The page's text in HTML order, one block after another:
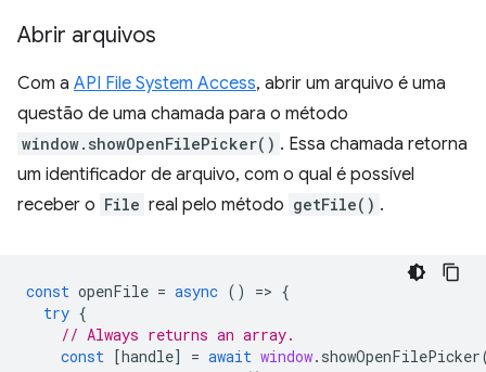
Abrir arquivos
Com a API File System Access, abrir um arquivo é uma
questão de uma chamada para o método
window.showOpenFilePicker() . Essa chamada retorna
um identificador de arquivo, com o qual é possível
receber o File real pelo método getFile() .
const openFile = async () => {
try {
// Always returns an array.
const [handle] = await window. showOpenFilePicker